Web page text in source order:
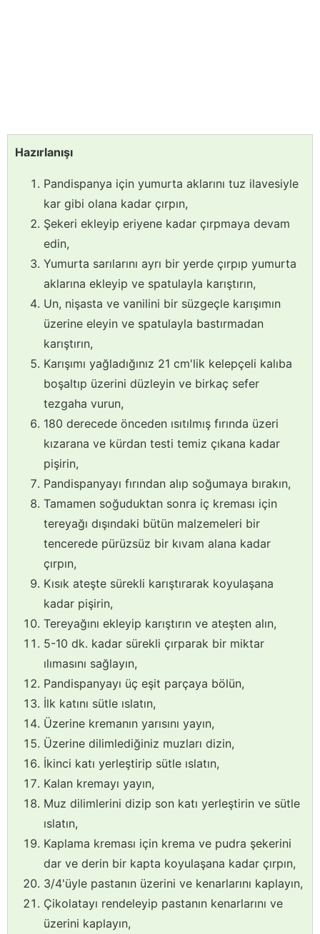
Hazırlanışı
Pandispanya için yumurta aklarını tuz ilavesiyle
kar gibi olana kadar çırpın,
Şekeri ekleyip eriyene kadar çırpmaya devam
edin,
Yumurta sarılarını ayrı bir yerde çırpıp yumurta
aklarına ekleyip ve spatulayla karıştırın,
Un, nişasta ve vanilini bir süzgeçle karışımın
üzerine eleyin ve spatulayla bastırmadan
karıştırın,
Karışımı yağladığınız 21 cm'lik kelepçeli kalıba
boşaltıp üzerini düzleyin ve birkaç sefer
tezgaha vurun,
180 derecede önceden ısıtılmış fırında üzeri
kızarana ve kürdan testi temiz çıkana kadar
pişirin,
Pandispanyayı fırından alıp soğumaya bırakın,
Tamamen soğuduktan sonra iç kreması için
tereyağı dışındaki bütün malzemeleri bir
tencerede pürüzsüz bir kıvam alana kadar
çırpın,
Kısık ateşte sürekli karıştırarak koyulaşana
kadar pişirin,
Tereyağını ekleyip karıştırın ve ateşten alın,
5-10 dk. kadar sürekli çırparak bir miktar
ılımasını sağlayın,
Pandispanyayı üç eşit parçaya bölün,
İlk katını sütle ıslatın,
Üzerine kremanın yarısını yayın,
Üzerine dilimlediğiniz muzları dizin,
İkinci katı yerleştirip sütle ıslatın,
Kalan kremayı yayın,
Muz dilimlerini dizip son katı yerleştirin ve sütle
ıslatın,
Kaplama kreması için krema ve pudra şekerini
dar ve derin bir kapta koyulaşana kadar çırpın,
3/4'üyle pastanın üzerini ve kenarlarını kaplayın,
Çikolatayı rendeleyip pastanın kenarlarını ve
üzerini kaplayın,